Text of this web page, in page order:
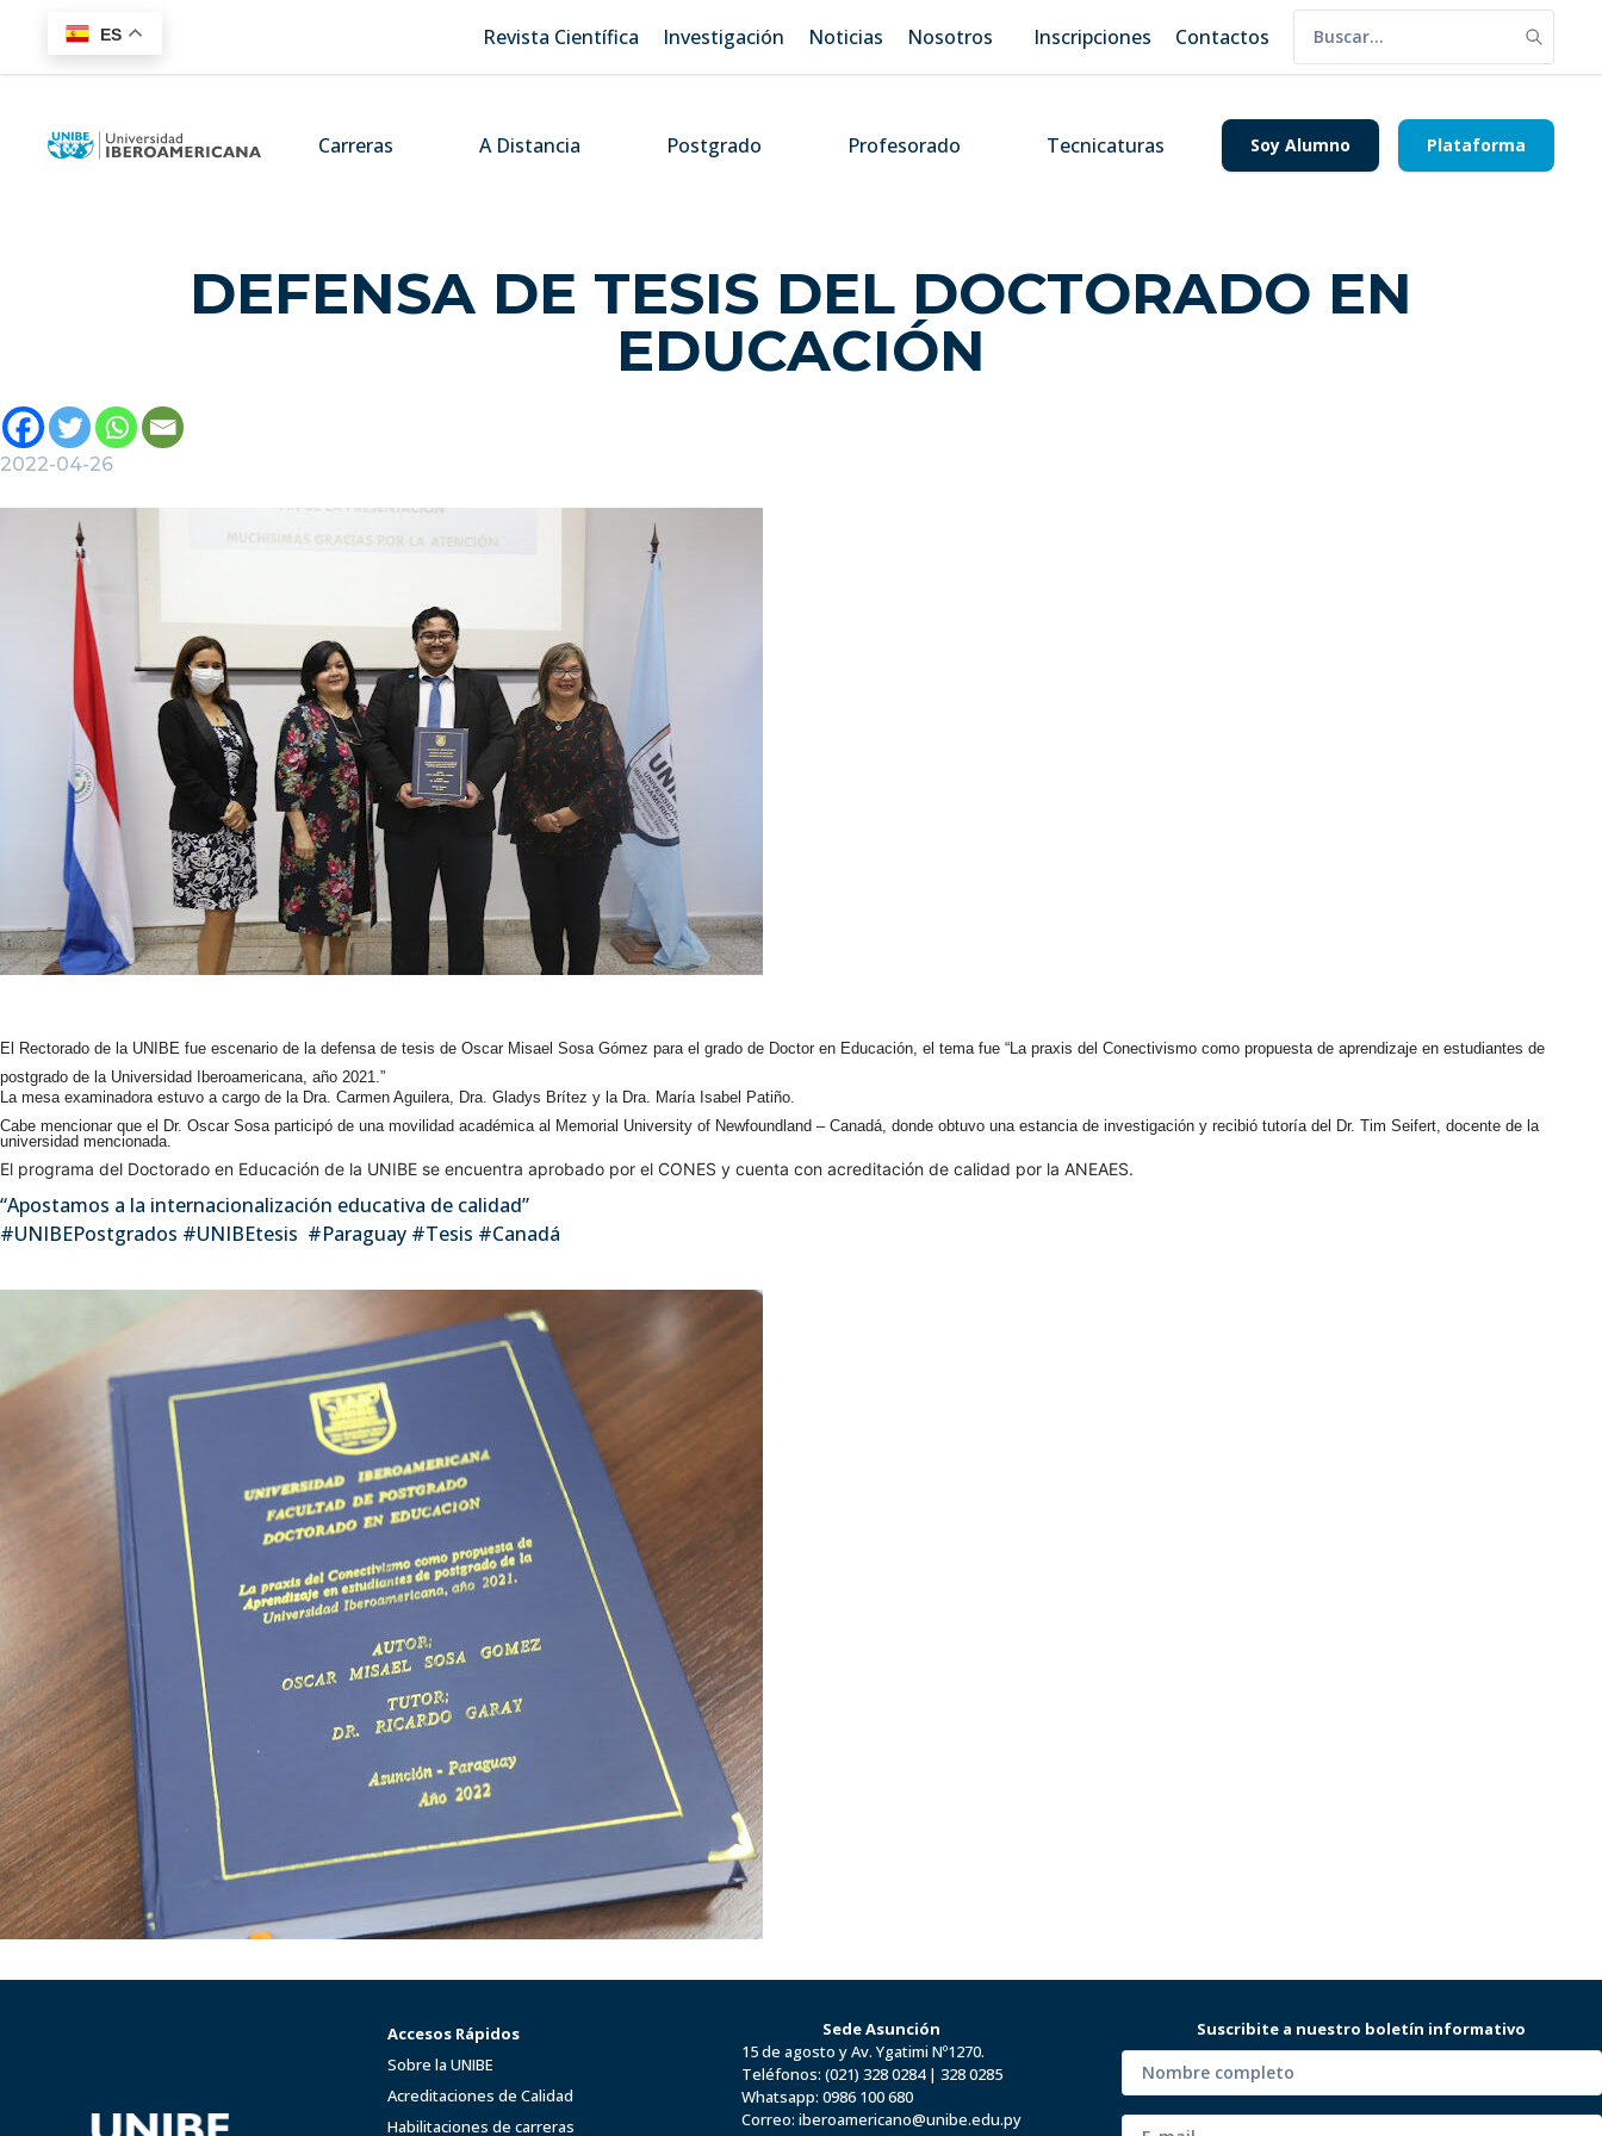
ES Revista Científica Investigación Noticias Nosotros Inscripciones Contactos
Carreras A Distancia Postgrado Profesorado Tecnicaturas Soy Alumno Plataforma
DEFENSA DE TESIS DEL DOCTORADO EN
EDUCACIÓN
2022-04-26
El Rectorado de la UNIBE fue escenario de la defensa de tesis de Oscar Misael Sosa Gómez para el grado de Doctor en Educación, el tema fue “La praxis del Conectivismo como propuesta de aprendizaje en estudiantes de
postgrado de la Universidad Iberoamericana, año 2021.”
La mesa examinadora estuvo a cargo de la Dra. Carmen Aguilera, Dra. Gladys Brítez y la Dra. María Isabel Patiño.
Cabe mencionar que el Dr. Oscar Sosa participó de una movilidad académica al Memorial University of Newfoundland – Canadá, donde obtuvo una estancia de investigación y recibió tutoría del Dr. Tim Seifert, docente de la
universidad mencionada.
El programa del Doctorado en Educación de la UNIBE se encuentra aprobado por el CONES y cuenta con acreditación de calidad por la ANEAES.
“Apostamos a la internacionalización educativa de calidad”
#UNIBEPostgrados #UNIBEtesis #Paraguay #Tesis #Canadá
Accesos Rápidos
Sobre la UNIBE
Acreditaciones de Calidad
Habilitaciones de carreras
Sede Asunción
15 de agosto y Av. Ygatimi Nº1270.
Teléfonos: (021) 328 0284| 328 0285
Whatsapp: 0986 100 680
Correo: iberoamericano@unibe.edu.py
Suscribite a nuestro boletín informativo